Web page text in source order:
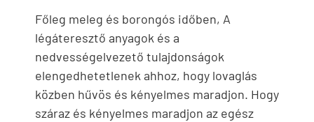
Főleg meleg és borongós időben, A
légáteresztő anyagok és a
nedvességelvezető tulajdonságok
elengedhetetlenek ahhoz, hogy lovaglás
közben hűvös és kényelmes maradjon. Hogy
száraz és kényelmes maradjon az egész